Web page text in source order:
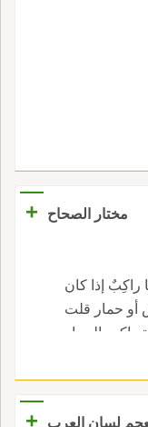
مختار الصحاح
+
إذا كان
أو حمار قلت
الحمار
في السفر
الرُّكْبَانُ
لسان العرب
+